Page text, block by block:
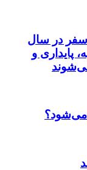
در سال
پایداری و
می‌شود؟